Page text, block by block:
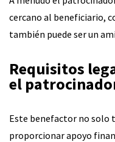
cercano al beneficiario,
también puede ser un
Requisitos
el
Este benefactor no solo
proporcionar apoyo